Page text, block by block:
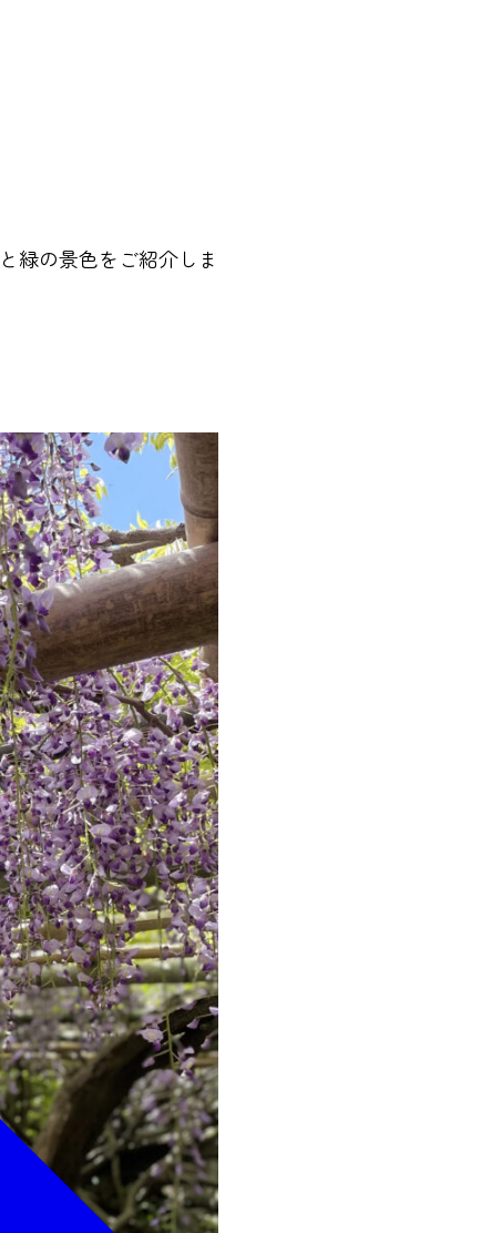
緑の景色をご紹介しま